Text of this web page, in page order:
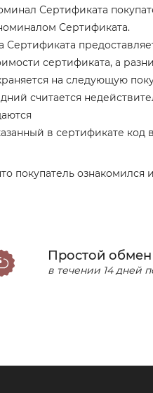
Сертификата
Сертификата.
сертификата, а
на следующую
считается
в сертификате код
покупатель ознакомился
Простой обмен
в течении 14 дней